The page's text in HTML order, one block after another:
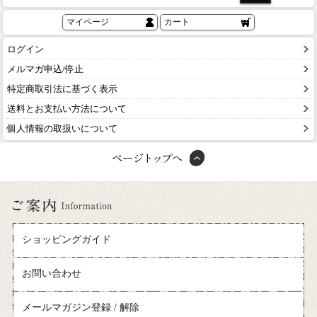
マイページ カート
ログイン
メルマガ申込/停止
特定商取引法に基づく表示
送料とお支払い方法について
個人情報の取扱いについて
ショッピングガイド
お問い合わせ
メールマガジン登録 / 解除